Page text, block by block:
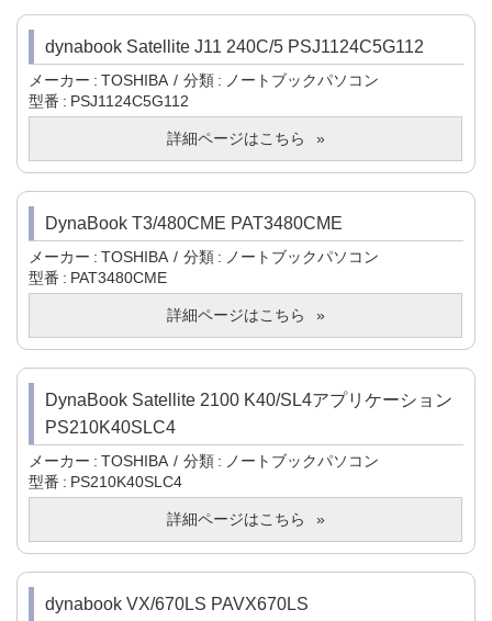
dynabook Satellite J11 240C/5 PSJ1124C5G112
メーカー TOSHIBA 分類
ノートブックパソコン
型番
PSJ1124C5G112
詳細ページはこちら
DynaBook T3/480CME PAT3480CME
メーカー TOSHIBA 分類
ノートブックパソコン
型番
PAT3480CME
詳細ページはこちら
DynaBook Satellite 2100 K40/SL4アプリケーション
PS210K40SLC4
メーカー TOSHIBA 分類
ノートブックパソコン
型番
PS210K40SLC4
詳細ページはこちら
dynabook VX/670LS PAVX670LS